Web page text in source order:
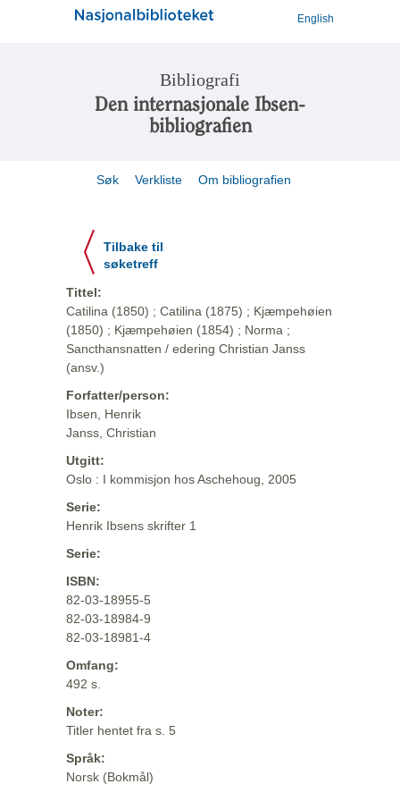
English
Bibliografi
Den internasjonale Ibsen-
bibliografien
Søk Verkliste Om bibliografien
Tilbake til
søketreff
Tittel:
Catilina (1850) ; Catilina (1875) ; Kjæmpehøien
(1850) ; Kjæmpehøien (1854) ; Norma ;
Sancthansnatten / edering Christian Janss
(ansv.)
Forfatter/person:
Ibsen, Henrik
Janss, Christian
Utgitt:
Oslo : I kommisjon hos Aschehoug, 2005
Serie:
Henrik Ibsens skrifter 1
Serie:
ISBN:
82-03-18955-5
82-03-18984-9
82-03-18981-4
Omfang:
492 s.
Noter:
Titler hentet fra s. 5
Språk:
Norsk (Bokmål)